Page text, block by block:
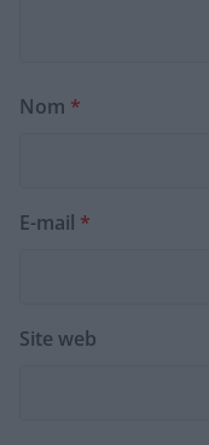
Nom *
E-mail *
Site web